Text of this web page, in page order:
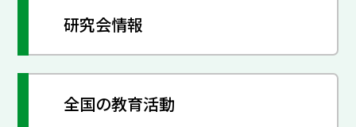
研究会情報
全国の教育活動